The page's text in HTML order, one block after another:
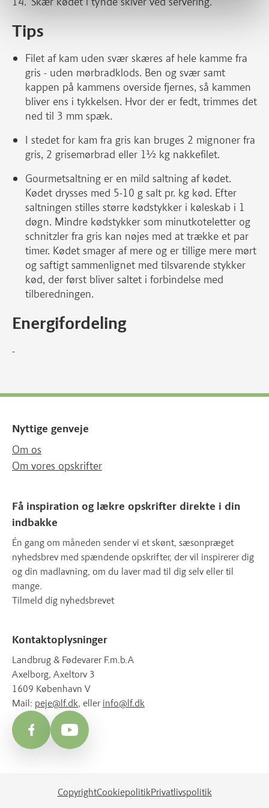
Tips
Filet af kam uden svær skæres af hele kamme fra
gris - uden mørbradklods. Ben og svær samt
kappen på kammens overside fjernes, så kammen
bliver ens i tykkelsen. Hvor der er fedt, trimmes det
ned til 3 mm spæk.
I stedet for kam fra gris kan bruges 2 mignoner fra
gris, 2 grisemørbrad eller 1½ kg nakkefilet.
Gourmetsaltning er en mild saltning af kødet.
Kødet drysses med 5-10 g salt pr. kg kød. Efter
saltningen stilles større kødstykker i køleskab i 1
døgn. Mindre kødstykker som minutkoteletter og
schnitzler fra gris kan nøjes med at trække et par
timer. Kødet smager af mere og er tillige mere mørt
og saftigt sammenlignet med tilsvarende stykker
kød, der først bliver saltet i forbindelse med
tilberedningen.
Energifordeling
-
Nyttige genveje
Om os
Om vores opskrifter
Få inspiration og lækre opskrifter direkte i din
indbakke
Én gang om måneden sender vi et skønt, sæsonpræget
nyhedsbrev med spændende opskrifter, der vil inspirerer dig
og din madlavning, om du laver mad til dig selv eller til
mange.
Tilmeld dig nyhedsbrevet
Kontaktoplysninger
Landbrug & Fødevarer F.m.b.A
Axelborg, Axeltorv 3
1609 København V
Mail: peje@lf.dk, eller info@lf.dk
FacebookYouTube
CopyrightCookiepolitikPrivatlivspolitik